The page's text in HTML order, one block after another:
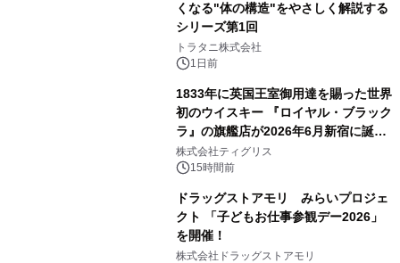
くなる"体の構造"をやさしく解説する
シリーズ第1回
トラタニ株式会社
1日前
1833年に英国王室御用達を賜った世界
初のウイスキー 『ロイヤル・ブラック
ラ』の旗艦店が2026年6月新宿に誕
生 バカルディ ジャパンと連携した
没入型バー「BAR Arca」
株式会社ティグリス
15時間前
ドラッグストアモリ みらいプロジェ
クト 「子どもお仕事参観デー2026」
を開催！
株式会社ドラッグストアモリ